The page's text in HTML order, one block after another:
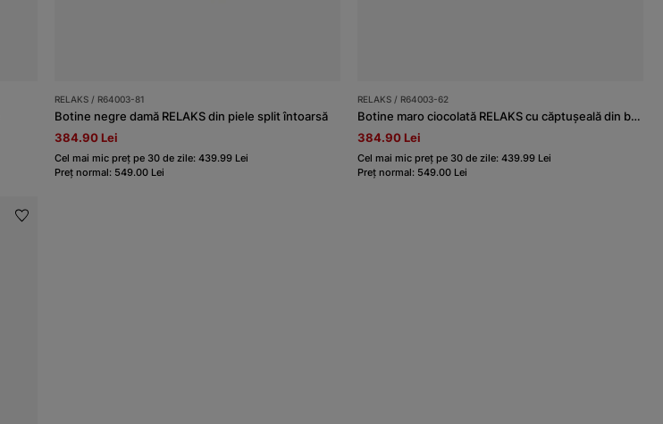
RELAKS / R64003-81
Botine negre damă RELAKS din piele split întoarsă
384.90 Lei
Cel mai mic preț pe 30 de zile: 439.99 Lei
Preț normal: 549.00 Lei
RELAKS / R64003-62
Botine maro ciocolată RELAKS cu căptușeală din blană
384.90 Lei
Cel mai mic preț pe 30 de zile: 439.99 Lei
Preț normal: 549.00 Lei